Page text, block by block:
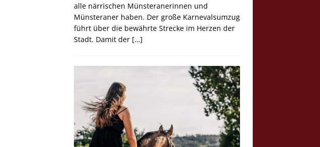
alle närrischen Münsteranerinnen und
Münsteraner haben. Der große Karnevalsumzug
führt über die bewährte Strecke im Herzen der
Stadt. Damit der […]